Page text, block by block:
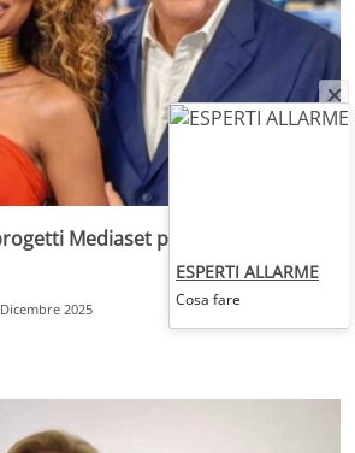
Mediaset per lei: le
2025
ESPERTI ALLARME
Cosa fare